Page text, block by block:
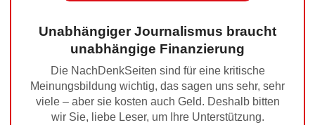
Unabhängiger Journalismus braucht
unabhängige Finanzierung
Die NachDenkSeiten sind für eine kritische
Meinungsbildung wichtig, das sagen uns sehr, sehr
viele – aber sie kosten auch Geld. Deshalb bitten
wir Sie, liebe Leser, um Ihre Unterstützung.